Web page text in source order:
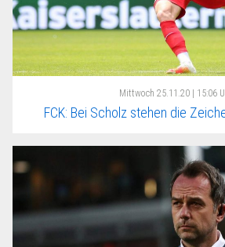
Mittwoch 25.11.20 | 15:06
FCK: Bei Scholz stehen die